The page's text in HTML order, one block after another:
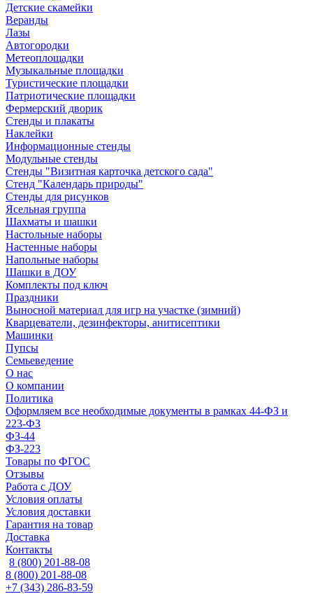
Детские скамейки
Веранды
Лазы
Автогородки
Метеоплощадки
Музыкальные площадки
Туристические площадки
Патриотические площадки
Фермерский дворик
Стенды и плакаты
Наклейки
Информационные стенды
Модульные стенды
Стенды "Визитная карточка детского сада"
Стенд "Календарь природы"
Стенды для рисунков
Ясельная группа
Шахматы и шашки
Настольные наборы
Настенные наборы
Напольные наборы
Шашки в ДОУ
Комплекты под ключ
Праздники
Выносной материал для игр на участке (зимний)
Кварцеватели, дезинфекторы, анитисептики
Машинки
Пупсы
Семьеведение
О нас
О компании
Политика
Оформляем все необходимые документы в рамках 44-ФЗ и
223-ФЗ
ФЗ-44
ФЗ-223
Товары по ФГОС
Отзывы
Работа с ДОУ
Условия оплаты
Условия доставки
Гарантия на товар
Доставка
Контакты
8 (800) 201-88-08
8 (800) 201-88-08
+7 (343) 286-83-59